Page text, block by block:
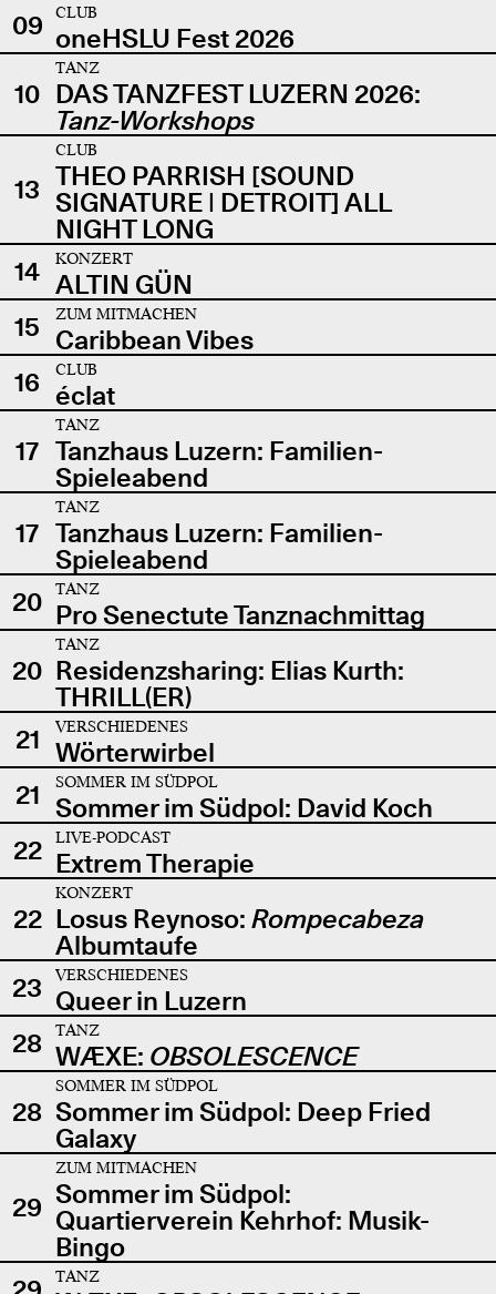
09
CLUB
oneHSLU Fest 2026
10
TANZ
DAS TANZFEST LUZERN 2026:
Tanz-Workshops
13
CLUB
THEO PARRISH [SOUND
SIGNATURE | DETROIT] ALL
NIGHT LONG
14
KONZERT
ALTIN GÜN
15
ZUM MITMACHEN
Caribbean Vibes
16
CLUB
éclat
17
TANZ
Tanzhaus Luzern: Familien-
Spieleabend
17
TANZ
Tanzhaus Luzern: Familien-
Spieleabend
20
TANZ
Pro Senectute Tanznachmittag
20
TANZ
Residenzsharing: Elias Kurth:
THRILL(ER)
21
VERSCHIEDENES
Wörterwirbel
21
SOMMER IM SÜDPOL
Sommer im Südpol: David Koch
22
LIVE-PODCAST
Extrem Therapie
22
KONZERT
Losus Reynoso: Rompecabeza
Albumtaufe
23
VERSCHIEDENES
Queer in Luzern
28
TANZ
WÆXE: OBSOLESCENCE
28
SOMMER IM SÜDPOL
Sommer im Südpol: Deep Fried
Galaxy
29
ZUM MITMACHEN
Sommer im Südpol:
Quartierverein Kehrhof: Musik-
Bingo
TANZ